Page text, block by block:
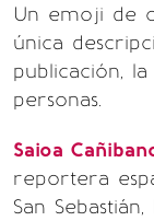
Un emoji de
única
publicación,
personas.
Saioa
reportera
San